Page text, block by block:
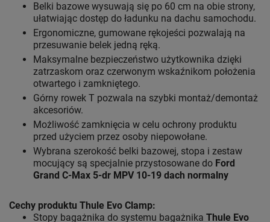
Belki bazowe wysuwają się po 60 cm na obie strony,
ułatwiając dostęp do ładunku na dachu samochodu.
Ergonomiczne, gumowane rękojeści pozwalają na
przesuwanie belek jedną ręką.
Maksymalne bezpieczeństwo użytkownika dzięki
zatrzaskom oraz czerwonym wskaźnikom położenia
otwartego i zamkniętego.
Górny rowek T pozwala na szybki montaż/demontaż
akcesoriów.
Możliwość zamknięcia w celu ochrony produktu
przed użyciem przez osoby niepowołane.
Wybrana szerokość belki bazowej, stopa i zestaw
mocujący są specjalnie przystosowane do Ford
Grand C-Max 5-dr MPV 10-19 dach normalny
Cechy produktu Thule Evo Clamp:
Stopy bagażnika do systemu bagażnika Thule Evo